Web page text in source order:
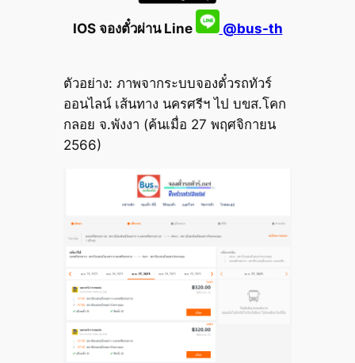
IOS จองตั๋วผ่าน Line @bus-th
ตัวอย่าง: ภาพจากระบบจองตั๋วรถทัวร์
ออนไลน์ เส้นทาง นครศรีฯ ไป บขส.โคก
กลอย จ.พังงา (ค้นเมื่อ 27 พฤศจิกายน
2566)